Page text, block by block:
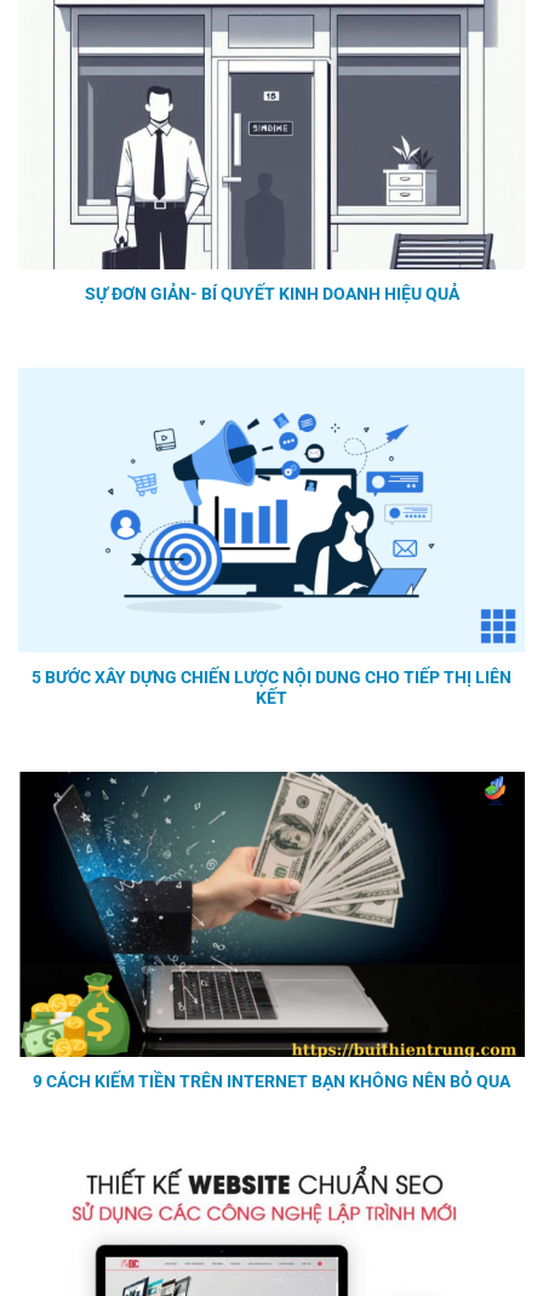
SỰ ĐƠN GIẢN- BÍ QUYẾT KINH DOANH HIỆU QUẢ
5 BƯỚC XÂY DỰNG CHIẾN LƯỢC NỘI DUNG CHO TIẾP THỊ LIÊN
KẾT
9 CÁCH KIẾM TIỀN TRÊN INTERNET BẠN KHÔNG NÊN BỎ QUA